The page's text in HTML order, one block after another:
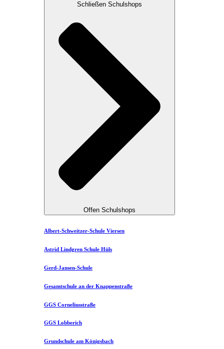
Schließen Schulshops
Offen Schulshops
Albert-Schweitzer-Schule Viersen
Astrid Lindgren Schule Hüls
Gerd-Jansen-Schule
Gesamtschule an der Knappenstraße
GGS Corneliusstraße
GGS Lobberich
Grundschule am Königsbach